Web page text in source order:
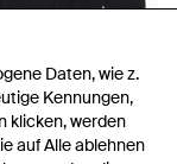
Daten, wie z.
Kennungen,
klicken, werden
auf Alle ablehnen
Daten, wie z.
Kennungen,
klicken, werden
auf Alle ablehnen
109,50 €
rundhalspullover -